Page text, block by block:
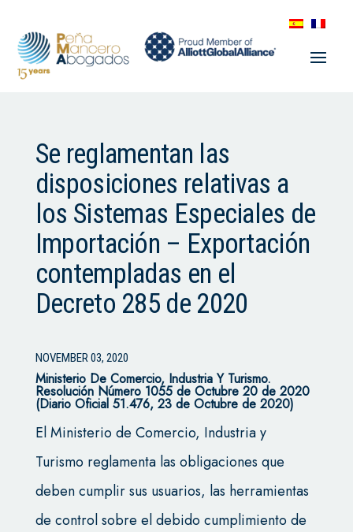
Se reglamentan las
disposiciones relativas a
los Sistemas Especiales de
Importación – Exportación
contempladas en el
Decreto 285 de 2020
NOVEMBER 03, 2020
Ministerio De Comercio, Industria Y Turismo.
Resolución Número 1055 de Octubre 20 de 2020
(Diario Oficial 51.476, 23 de Octubre de 2020)
El Ministerio de Comercio, Industria y
Turismo reglamenta las obligaciones que
deben cumplir sus usuarios, las herramientas
de control sobre el debido cumplimiento de